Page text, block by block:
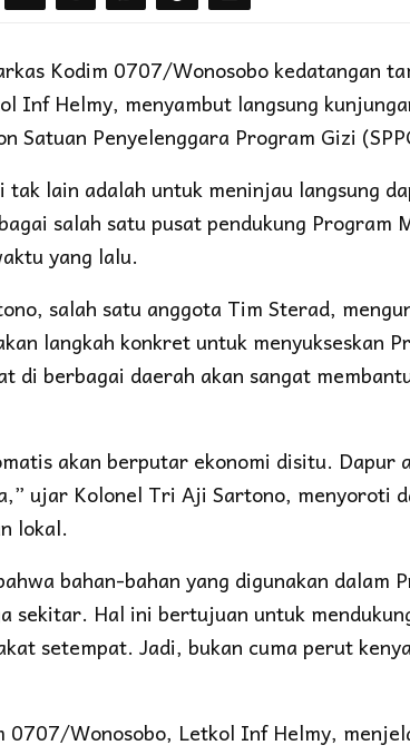
Kodim 0707/Wonosobo kedatangan
Inf Helmy, menyambut langsung
Satuan Penyelenggara Program Gizi
tak lain adalah untuk meninjau langsung
salah satu pusat pendukung Program
yang lalu.
salah satu anggota Tim Sterad,
langkah konkret untuk menyukseskan
di berbagai daerah akan sangat
akan berputar ekonomi disitu. Dapur
ujar Kolonel Tri Aji Sartono, menyoroti
lokal.
bahan-bahan yang digunakan dalam
sekitar. Hal ini bertujuan untuk
setempat. Jadi, bukan cuma perut
0707/Wonosobo, Letkol Inf Helmy,